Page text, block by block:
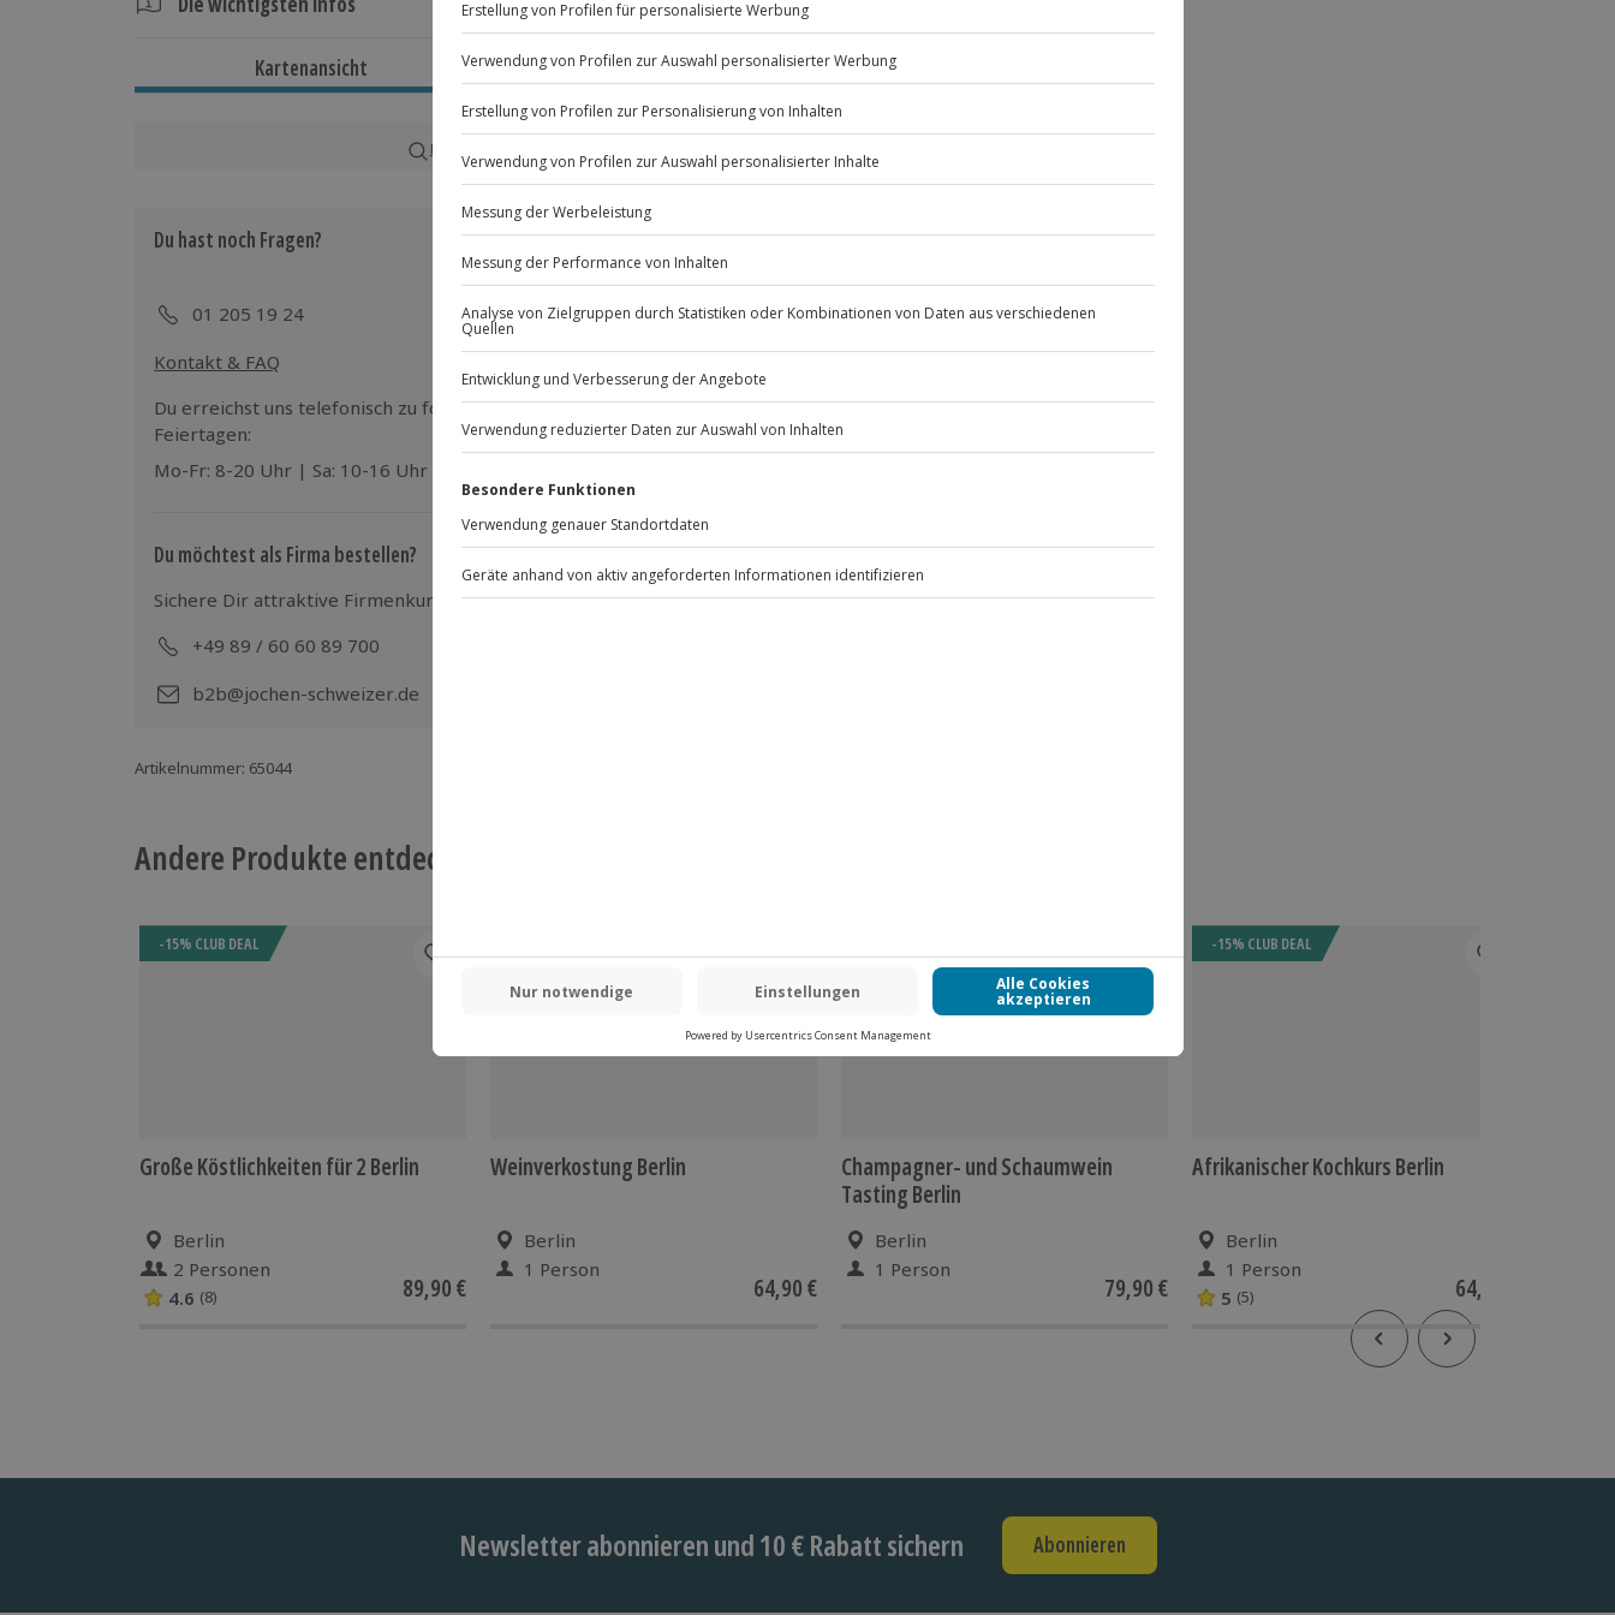
Gesamtdauer: ca. 3,5 Stunden
Ganzjährig zu bestimmten Terminen verfügbar
Teilnahmebedingungen
Keine Hinweise auf körperliche oder psychische Beeinträchtigungen
Ausrüstung & Kleidung
Mitzubringen: Personalausweis und Kreditkarte
Wird gestellt: Fahrräder, Helm, Fahrradtasche und Karte
Gutschein gültig für bis zu 4 Personen
Gruppengröße: 1-4 Personen
Kartenansicht Listenansicht
© OpenStreetMaps
Karte in Großansicht
Du hast noch Fragen?
01 205 19 24
Kontakt & FAQ
Jochen SchweizerGmbH
81671 München
Du erreichst uns telefonisch zu folgenden Zeiten, außer an bundesweiten
Feiertagen:
Mo-Fr: 8-20 Uhr | Sa: 10-16 Uhr
Du möchtest als Firma bestellen?
Sichere Dir attraktive Firmenkunden Vorteile.
+49 89 / 60 60 89 700
b2b@jochen-schweizer.de
Artikelnummer: 65044
Andere Produkte entdecken
-15% CLUB DEAL
Große Köstlichkeiten für 2 Berlin
Berlin
2 Personen
4.6 (8) 89,90 €
Weinverkostung Berlin
Berlin
1 Person
64,90 €
Champagner- und Schaumwein
Tasting Berlin
Berlin
1 Person
79,90 €
-15% CLUB DEAL
Afrikanischer Kochkurs Berlin
Berlin
1 Person
5 (5) 64,90 €
Newsletter abonnieren und 10 € Rabatt sichern Abonnieren